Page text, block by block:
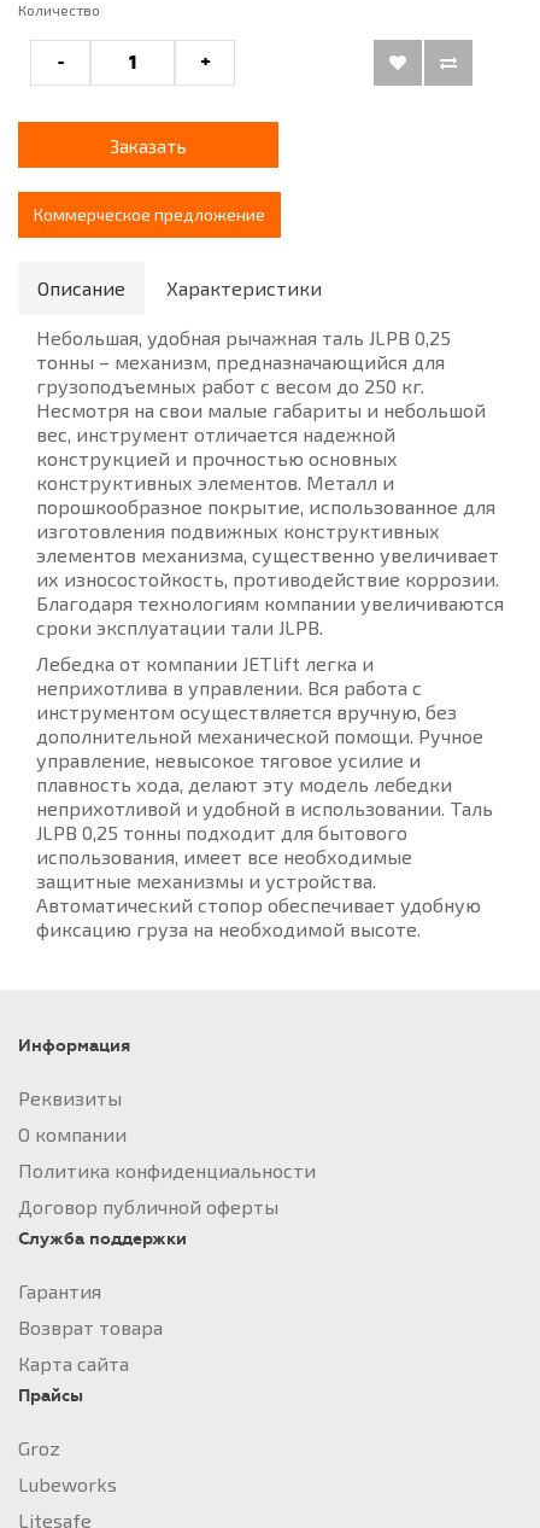
Количество
- +
Заказать
Коммерческое предложение
Описание Характеристики
Небольшая, удобная рычажная таль JLPB 0,25
тонны – механизм, предназначающийся для
грузоподъемных работ с весом до 250 кг.
Несмотря на свои малые габариты и небольшой
вес, инструмент отличается надежной
конструкцией и прочностью основных
конструктивных элементов. Металл и
порошкообразное покрытие, использованное для
изготовления подвижных конструктивных
элементов механизма, существенно увеличивает
их износостойкость, противодействие коррозии.
Благодаря технологиям компании увеличиваются
сроки эксплуатации тали JLPB.
Лебедка от компании JETlift легка и
неприхотлива в управлении. Вся работа с
инструментом осуществляется вручную, без
дополнительной механической помощи. Ручное
управление, невысокое тяговое усилие и
плавность хода, делают эту модель лебедки
неприхотливой и удобной в использовании. Таль
JLPB 0,25 тонны подходит для бытового
использования, имеет все необходимые
защитные механизмы и устройства.
Автоматический стопор обеспечивает удобную
фиксацию груза на необходимой высоте.
Информация
Реквизиты
О компании
Политика конфиденциальности
Договор публичной оферты
Служба поддержки
Гарантия
Возврат товара
Карта сайта
Прайсы
Groz
Lubeworks
Litesafe